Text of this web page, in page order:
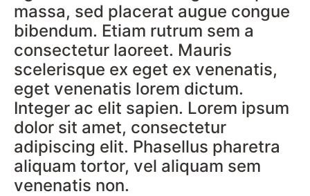
massa, sed placerat augue congue
bibendum. Etiam rutrum sem a
consectetur laoreet. Mauris
scelerisque ex eget ex venenatis,
eget venenatis lorem dictum.
Integer ac elit sapien. Lorem ipsum
dolor sit amet, consectetur
adipiscing elit. Phasellus pharetra
aliquam tortor, vel aliquam sem
venenatis non.